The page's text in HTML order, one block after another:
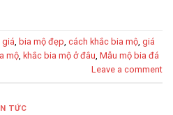
giá, bia mộ đẹp, cách khắc bia mộ, giá
mộ, khắc bia mộ ở đâu, Mẫu mộ bia đá
Leave a comment
TỨC